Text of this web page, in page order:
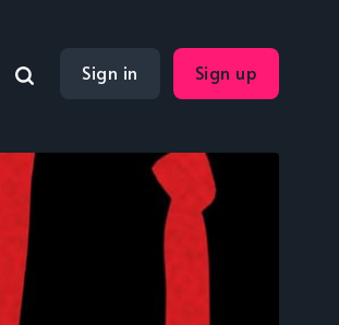
Sign in Sign up